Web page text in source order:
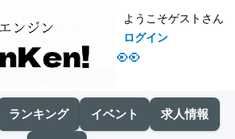
👀
ようこそゲストさん
ログイン
ランキング イベント 求人情報